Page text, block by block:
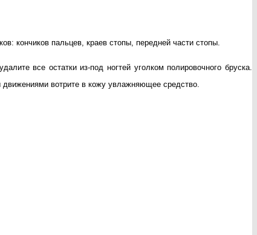
кончиков пальцев, краев стопы, передней части стопы.
все остатки из-под ногтей уголком полировочного бруска.
вотрите в кожу увлажняющее средство.